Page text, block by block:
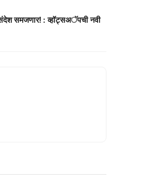
समजणार! : व्हॉट्सअॅपची नवी